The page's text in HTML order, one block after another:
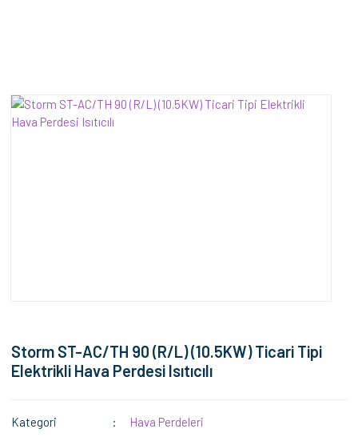
Storm ST-AC/TH 90 (R/L) (10.5KW) Ticari Tipi
Elektrikli Hava Perdesi Isıtıcılı
Kategori
Hava Perdeleri